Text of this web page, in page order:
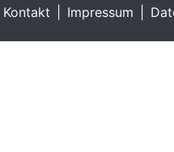
Kontakt Impressum